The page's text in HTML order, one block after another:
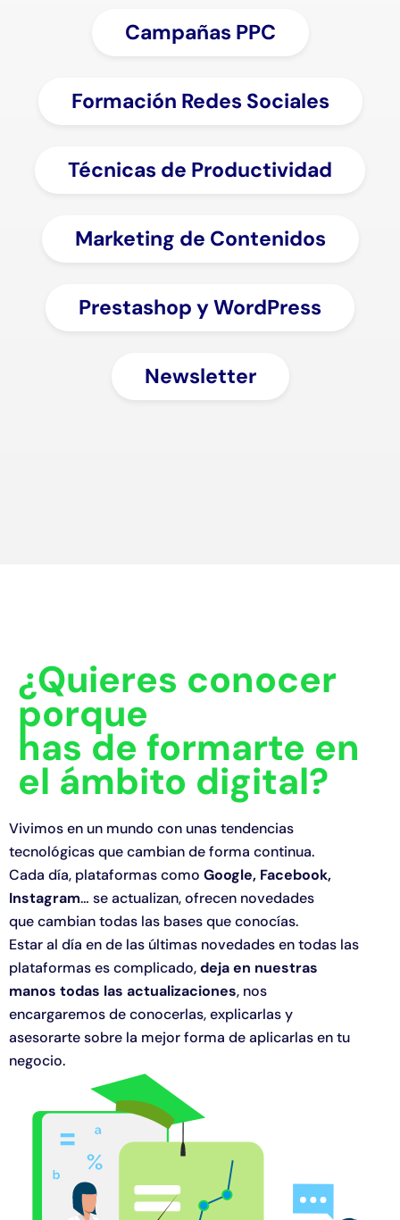
Campañas PPC
Formación Redes Sociales
Técnicas de Productividad
Marketing de Contenidos
Prestashop y WordPress
Newsletter
¿Quieres conocer
porque
has de formarte en
el ámbito digital?
Vivimos en un mundo con unas tendencias
tecnológicas que cambian de forma continua.
Cada día, plataformas como Google, Facebook,
Instagram… se actualizan, ofrecen novedades
que cambian todas las bases que conocías.
Estar al día en de las últimas novedades en todas las
plataformas es complicado,deja en nuestras
manos todas las actualizaciones, nos
encargaremos de conocerlas, explicarlas y
asesorarte sobre la mejor forma de aplicarlas en tu
negocio.